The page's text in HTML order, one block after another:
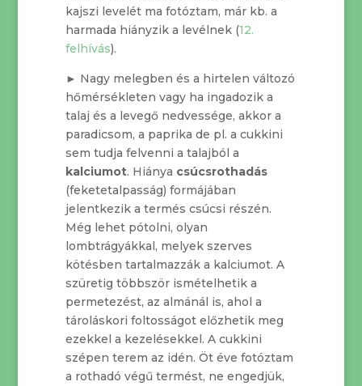
kajszi levelét ma fotóztam, már kb. a
harmada hiányzik a levélnek (12.
felhívás).
► Nagy melegben és a hirtelen változó
hőmérsékleten vagy ha ingadozik a
talaj és a levegő nedvessége, akkor a
paradicsom, a paprika de pl. a cukkini
sem tudja felvenni a talajból a
kalciumot. Hiánya csúcsrothadás
(feketetalpasság) formájában
jelentkezik a termés csúcsi részén.
Még lehet pótolni, olyan
lombtrágyákkal, melyek szerves
kötésben tartalmazzák a kalciumot. A
szüretig többször ismételhetik a
permetezést, az almánál is, ahol a
tároláskori foltosságot előzhetik meg
ezekkel a kezelésekkel. A cukkini
szépen terem az idén. Öt éve fotóztam
a rothadó végű termést, ne engedjük,